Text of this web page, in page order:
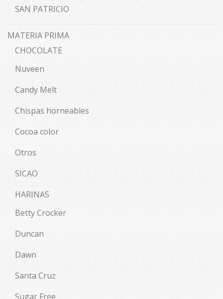
SAN PATRICIO
MATERIA PRIMA
CHOCOLATE
Nuveen
Candy Melt
Chispas horneables
Cocoa color
Otros
SICAO
HARINAS
Betty Crocker
Duncan
Dawn
Santa Cruz
Sugar Free